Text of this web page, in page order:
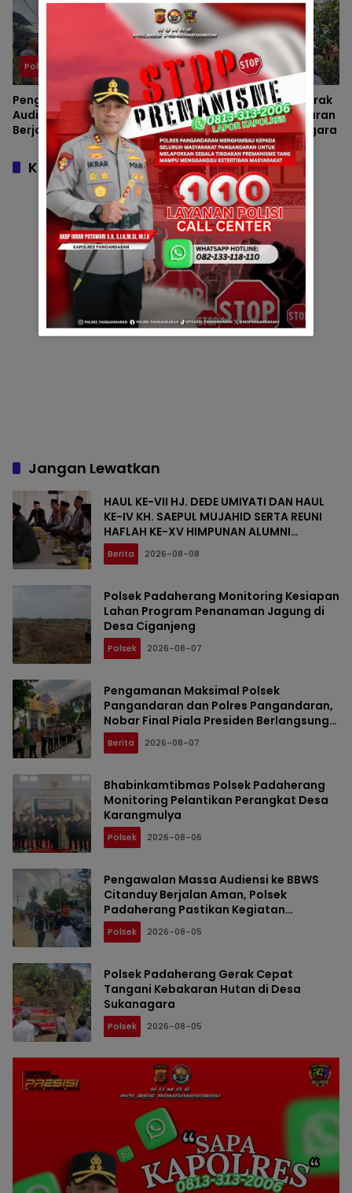
Polsek
Pengawalan Massa
Audiensi ke BBWS Citanduy
Berjalan Aman, Polsek
Padaherang Pastikan
Kegiatan Berlangsung
Kondusif
Polsek
Polsek Padaherang Gerak
Cepat Tangani Kebakaran
Hutan di Desa Sukanagara
Komentar
Jangan Lewatkan
HAUL KE-VII HJ. DEDE UMIYATI DAN HAUL
KE-IV KH. SAEPUL MUJAHID SERTA REUNI
HAFLAH KE-XV HIMPUNAN ALUMNI
DIGELAR DI PONDOK PESANTREN AL-FALAH
SANUSSIYAH
Berita 2026-08-08
Polsek Padaherang Monitoring Kesiapan
Lahan Program Penanaman Jagung di
Desa Ciganjeng
Polsek 2026-08-07
Pengamanan Maksimal Polsek
Pangandaran dan Polres Pangandaran,
Nobar Final Piala Presiden Berlangsung
Aman
Berita 2026-08-07
Bhabinkamtibmas Polsek Padaherang
Monitoring Pelantikan Perangkat Desa
Karangmulya
Polsek 2026-08-06
Pengawalan Massa Audiensi ke BBWS
Citanduy Berjalan Aman, Polsek
Padaherang Pastikan Kegiatan
Berlangsung Kondusif
Polsek 2026-08-05
Polsek Padaherang Gerak Cepat
Tangani Kebakaran Hutan di Desa
Sukanagara
Polsek 2026-08-05